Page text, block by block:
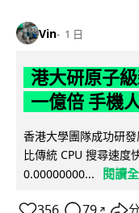
Vin 1 日
港大研原子
一億倍 手機
香港大學團隊成功研
比傳統 CPU 搜尋速度
0.00000000...
閱讀
↗